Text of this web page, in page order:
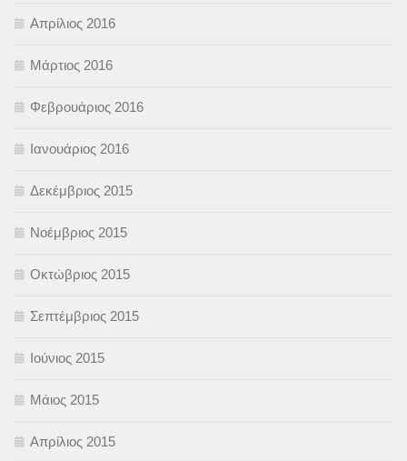
Απρίλιος 2016
Μάρτιος 2016
Φεβρουάριος 2016
Ιανουάριος 2016
Δεκέμβριος 2015
Νοέμβριος 2015
Οκτώβριος 2015
Σεπτέμβριος 2015
Ιούνιος 2015
Μάιος 2015
Απρίλιος 2015